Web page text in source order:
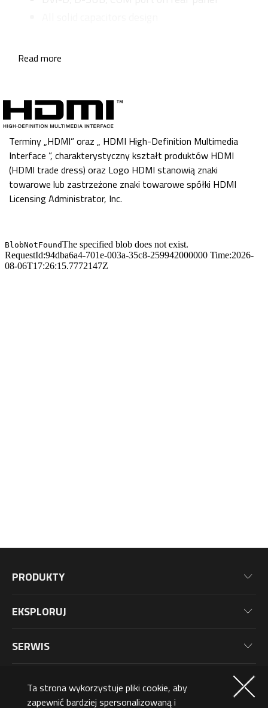
Read more
Terminy „HDMI” oraz „ HDMI High-Definition Multimedia
Interface ”, charakterystyczny kształt produktów HDMI
(HDMI trade dress) oraz Logo HDMI stanowią znaki
towarowe lub zastrzeżone znaki towarowe spółki HDMI
Licensing Administrator, Inc.
Ta strona wykorzystuje pliki cookie, aby
zapewnić bardziej spersonalizowaną i
PRODUKTY
Płyty Główne
Monitory
Peryferia
EKSPLORUJ
Aktualności
SERWIS
Rejestracja Produktu
CZŁONKOSTWO